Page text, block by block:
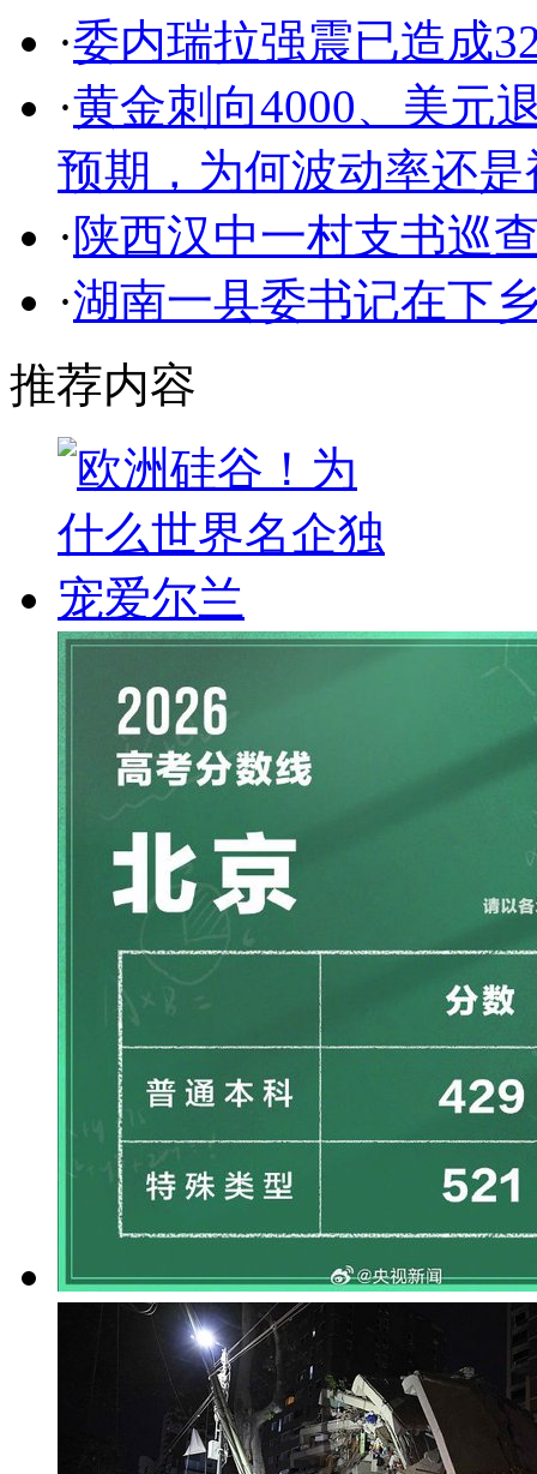
·委内瑞拉强震已造成
·黄金刺向4000、美元
预期，为何波动率还
·陕西汉中一村支书巡
·湖南一县委书记在下
推荐内容